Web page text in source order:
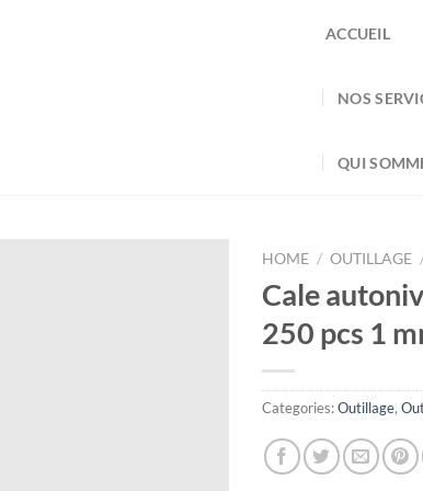
ACCUEIL
NOS
QUI
HOME / OUTILLAGE
Cale
250 pcs 1
Categories:Outillage,